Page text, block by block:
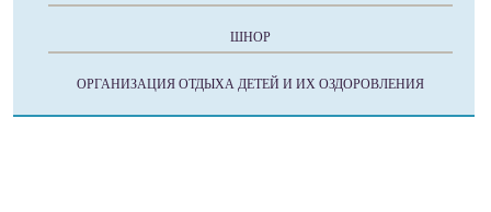
ШНОР
ОРГАНИЗАЦИЯ ОТДЫХА ДЕТЕЙ И ИХ ОЗДОРОВЛЕНИЯ